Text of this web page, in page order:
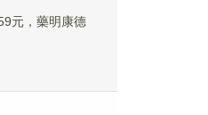
元，藥明康德